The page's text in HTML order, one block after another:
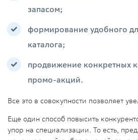
запасом;
формирование удобного
каталога;
продвижение конкретных
промо-акций.
Все это в совокупности позволяет
Еще один способ повысить
упор на специализации. То есть,